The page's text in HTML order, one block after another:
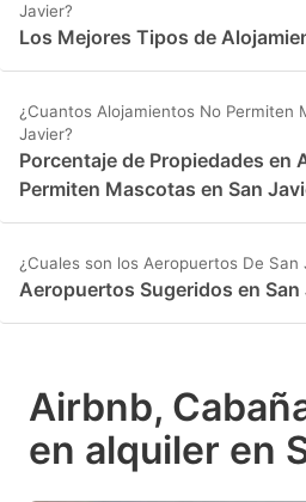
Javier?
Los Mejores Tipos de
¿Cuantos Alojamientos No Permiten
Javier?
Porcentaje de Propiedades en
Permiten Mascotas en San
¿Cuales son los Aeropuertos De San
Aeropuertos Sugeridos en San
Airbnb,
en alquiler en